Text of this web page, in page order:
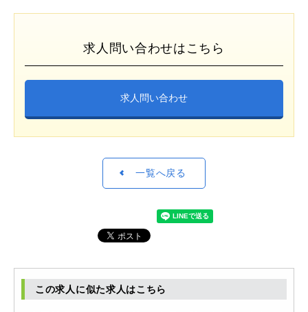
求人問い合わせはこちら
求人問い合わせ
一覧へ戻る
この求人に似た求人はこちら